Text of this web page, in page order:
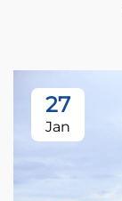
27
Jan